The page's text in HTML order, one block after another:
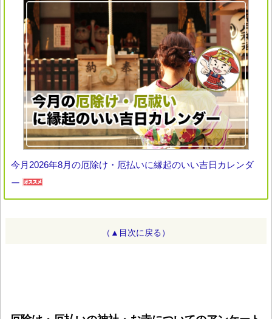
今月2026年8月の厄除け・厄払いに縁起のいい吉日カレンダ
ー
（▲目次に戻る）